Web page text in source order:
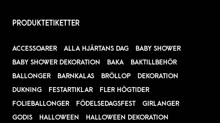
PRODUKTETIKETTER
ACCESSOARER ALLA HJÄRTANS DAG
BABY SHOWER
BABY SHOWER DEKORATION
BAKA
BAKTILLBEHÖR
BALLONGER
BARNKALAS BRÖLLOP
DEKORATION
DUKNING
FESTARTIKLAR
FLER HÖGTIDER
FOLIEBALLONGER
FÖDELSEDAGSFEST
GIRLANGER
GODIS
HALLOWEEN HALLOWEEN DEKORATION